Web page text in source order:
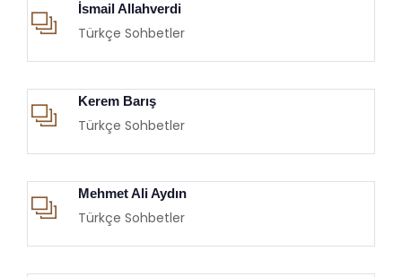
İsmail Allahverdi
Türkçe Sohbetler
Kerem Barış
Türkçe Sohbetler
Mehmet Ali Aydın
Türkçe Sohbetler